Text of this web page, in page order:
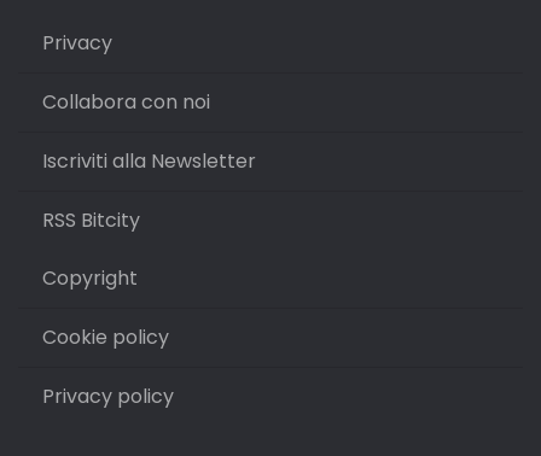
Privacy
Collabora con noi
Iscriviti alla Newsletter
RSS Bitcity
Copyright
Cookie policy
Privacy policy